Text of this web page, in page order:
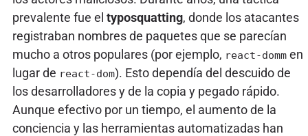
prevalente fue el typosquatting, donde los atacantes
registraban nombres de paquetes que se parecían
mucho a otros populares (por ejemplo, react-dommen
lugar de react-dom). Esto dependía del descuido de
los desarrolladores y de la copia y pegado rápido.
Aunque efectivo por un tiempo, el aumento de la
conciencia y las herramientas automatizadas han